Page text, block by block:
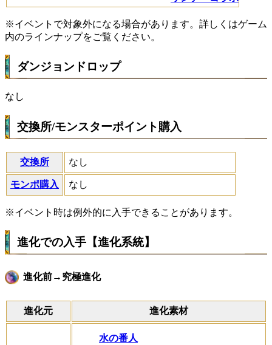
※イベントで対象外になる場合があります。詳しくはゲーム
内のラインナップをご覧ください。
ダンジョンドロップ
なし
交換所/モンスターポイント購入
交換所 なし
モンポ購入 なし
※イベント時は例外的に入手できることがあります。
進化での入手【進化系統】
進化前→究極進化
進化元 進化素材
水の番人